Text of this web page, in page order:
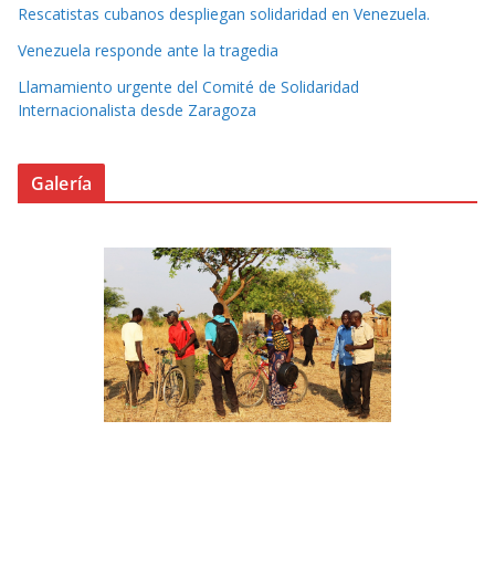
Rescatistas cubanos despliegan solidaridad en Venezuela.
Venezuela responde ante la tragedia
Llamamiento urgente del Comité de Solidaridad
Internacionalista desde Zaragoza
Galería